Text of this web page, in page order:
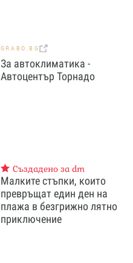
GRABO.BG
За автоклиматика -
Автоцентър Торнадо
Създадено за dm
Малките стъпки, които
превръщат един ден на
плажа в безгрижно лятно
приключение